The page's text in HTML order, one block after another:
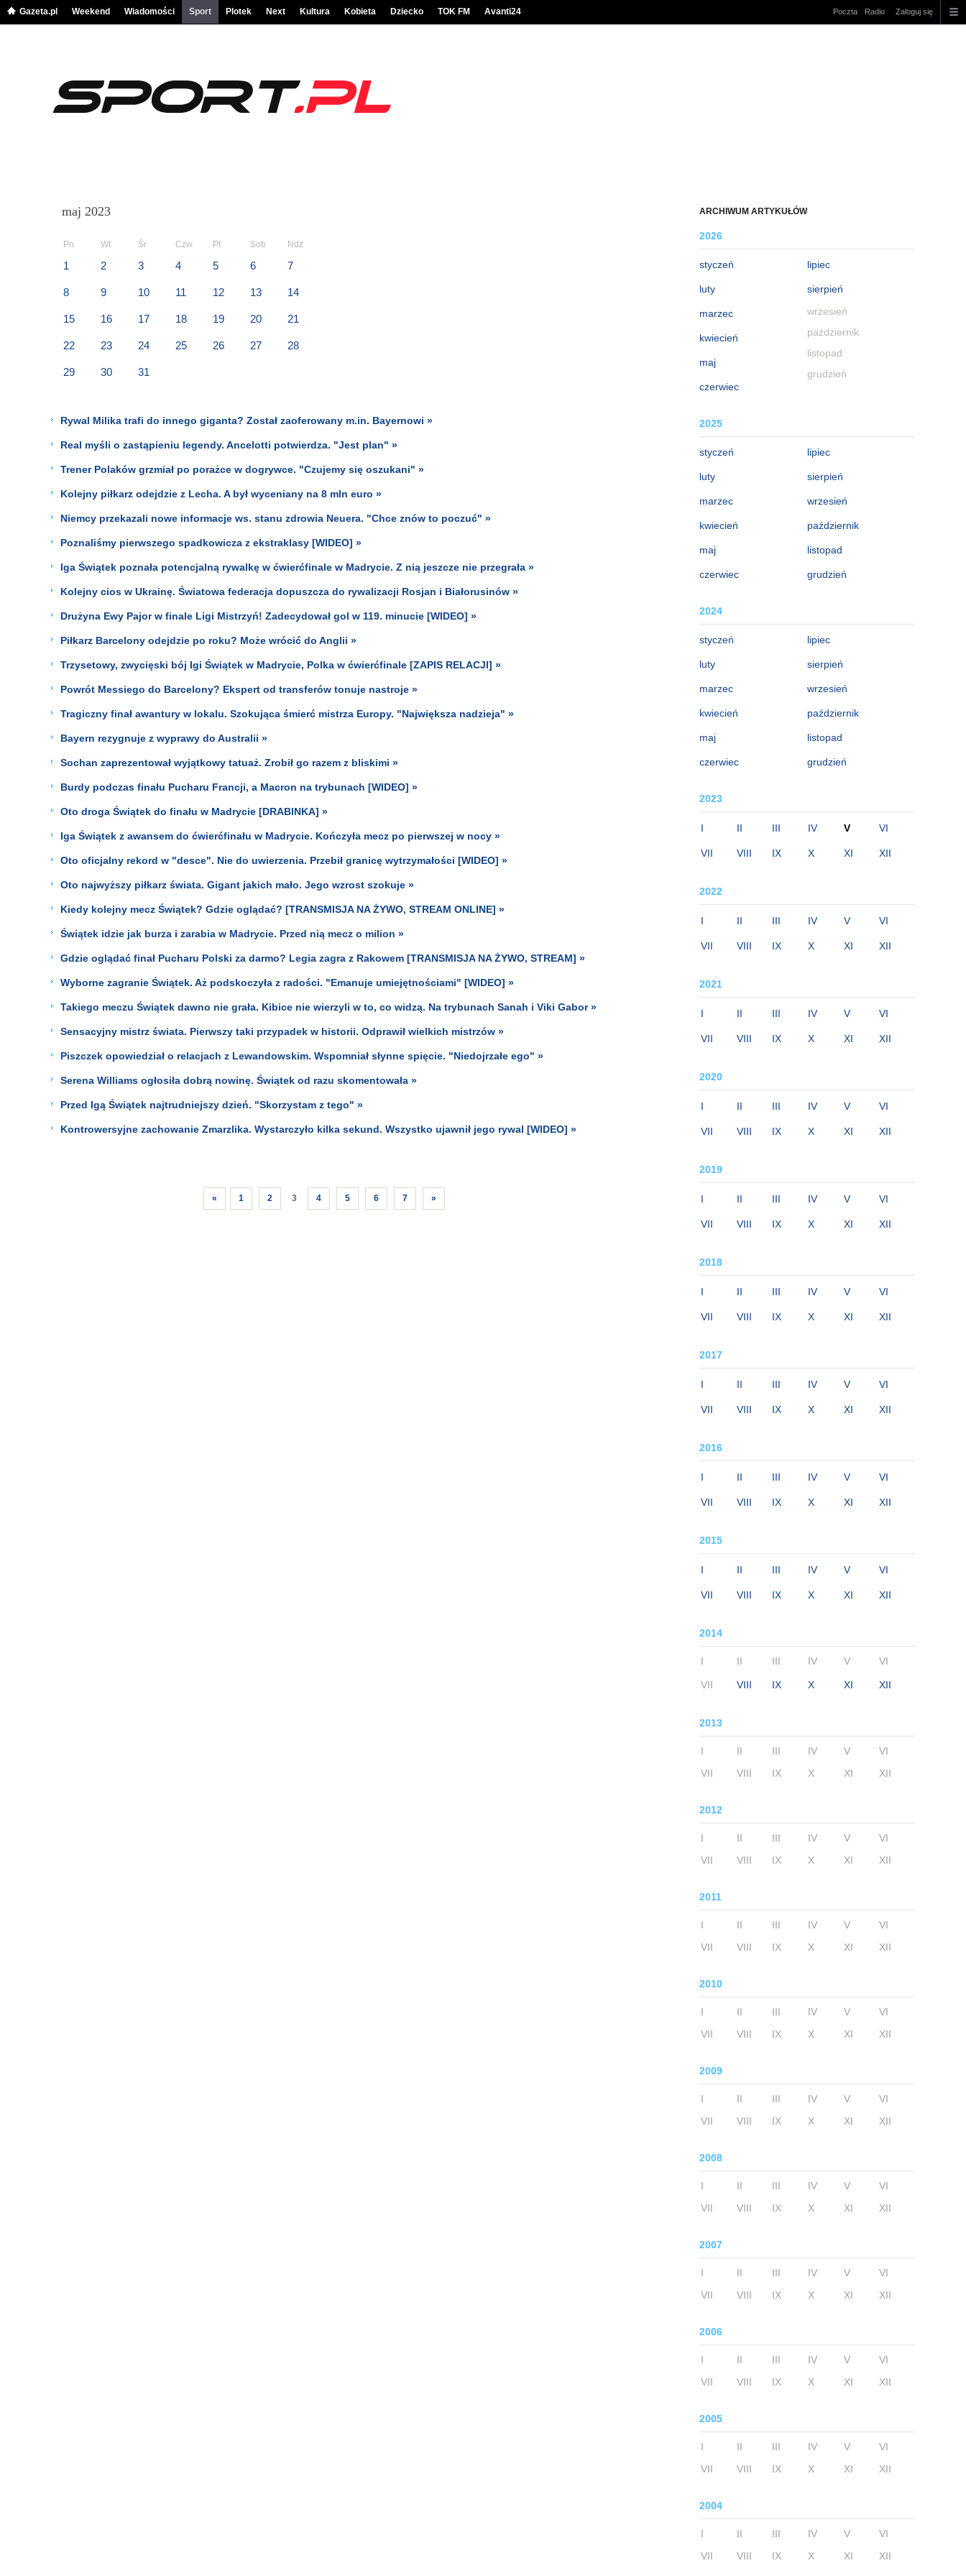
Gazeta.pl Weekend Wiadomości Sport Plotek Next Kultura Kobieta Dziecko TOK FM Avanti24 Poczta Radio Zaloguj się
ARCHIWUM ARTYKUŁÓW
2026
styczeń
luty
marzec
kwiecień
maj
czerwiec
lipiec
sierpień
wrzesień
październik
listopad
grudzień
2025
styczeń
luty
marzec
kwiecień
maj
czerwiec
lipiec
sierpień
wrzesień
październik
listopad
grudzień
2024
styczeń
luty
marzec
kwiecień
maj
czerwiec
lipiec
sierpień
wrzesień
październik
listopad
grudzień
2023
I II III IV V VI
VII VIII IX X XI XII
2022
I II III IV V VI
VII VIII IX X XI XII
2021
I II III IV V VI
VII VIII IX X XI XII
2020
I II III IV V VI
VII VIII IX X XI XII
2019
I II III IV V VI
VII VIII IX X XI XII
2018
I II III IV V VI
VII VIII IX X XI XII
2017
I II III IV V VI
VII VIII IX X XI XII
2016
I II III IV V VI
VII VIII IX X XI XII
2015
I II III IV V VI
VII VIII IX X XI XII
2014
I II III IV V VI
VII VIII IX X XI XII
2013
I II III IV V
VI
VII
VIII IX X XI XII
2012
I II III IV V
VI
VII
VIII IX X XI XII
2011
I II III IV V
VI
VII
VIII IX X XI XII
2010
I II III IV V
VI
VII
VIII IX X XI XII
2009
I II III IV V
VI
VII
VIII IX X XI XII
2008
I II III IV V
VI
VII
VIII IX X XI XII
2007
I II III IV V
VI
VII
VIII IX X XI XII
2006
I II III IV V
VI
VII
VIII IX X XI XII
2005
I II III IV V
VI
VII
VIII IX X XI XII
2004
I II III IV V
VI
VII
VIII IX X XI XII
maj 2023
Pn Wt Śr Czw Pt Sob Ndz
1 2 3 4 5 6 7
8 9 10 11 12 13 14
15 16 17 18 19 20 21
22 23 24 25 26 27 28
29 30 31
Rywal Milika trafi do innego giganta? Został zaoferowany m.in. Bayernowi »
Real myśli o zastąpieniu legendy. Ancelotti potwierdza. "Jest plan" »
Trener Polaków grzmiał po porażce w dogrywce. "Czujemy się oszukani" »
Kolejny piłkarz odejdzie z Lecha. A był wyceniany na 8 mln euro »
Niemcy przekazali nowe informacje ws. stanu zdrowia Neuera. "Chce znów to poczuć" »
Poznaliśmy pierwszego spadkowicza z ekstraklasy [WIDEO] »
Iga Świątek poznała potencjalną rywalkę w ćwierćfinale w Madrycie. Z nią jeszcze nie przegrała »
Kolejny cios w Ukrainę. Światowa federacja dopuszcza do rywalizacji Rosjan i Białorusinów »
Drużyna Ewy Pajor w finale Ligi Mistrzyń! Zadecydował gol w 119. minucie [WIDEO] »
Piłkarz Barcelony odejdzie po roku? Może wrócić do Anglii »
Trzysetowy, zwycięski bój Igi Świątek w Madrycie, Polka w ćwierćfinale [ZAPIS RELACJI] »
Powrót Messiego do Barcelony? Ekspert od transferów tonuje nastroje »
Tragiczny finał awantury w lokalu. Szokująca śmierć mistrza Europy. "Największa nadzieja" »
Bayern rezygnuje z wyprawy do Australii »
Sochan zaprezentował wyjątkowy tatuaż. Zrobił go razem z bliskimi »
Burdy podczas finału Pucharu Francji, a Macron na trybunach [WIDEO] »
Oto droga Świątek do finału w Madrycie [DRABINKA] »
Iga Świątek z awansem do ćwierćfinału w Madrycie. Kończyła mecz po pierwszej w nocy »
Oto oficjalny rekord w "desce". Nie do uwierzenia. Przebił granicę wytrzymałości [WIDEO] »
Oto najwyższy piłkarz świata. Gigant jakich mało. Jego wzrost szokuje »
Kiedy kolejny mecz Świątek? Gdzie oglądać? [TRANSMISJA NA ŻYWO, STREAM ONLINE] »
Świątek idzie jak burza i zarabia w Madrycie. Przed nią mecz o milion »
Gdzie oglądać finał Pucharu Polski za darmo? Legia zagra z Rakowem [TRANSMISJA NA ŻYWO, STREAM] »
Wyborne zagranie Świątek. Aż podskoczyła z radości. "Emanuje umiejętnościami" [WIDEO] »
Takiego meczu Świątek dawno nie grała. Kibice nie wierzyli w to, co widzą. Na trybunach Sanah i Viki Gabor »
Sensacyjny mistrz świata. Pierwszy taki przypadek w historii. Odprawił wielkich mistrzów »
Piszczek opowiedział o relacjach z Lewandowskim. Wspomniał słynne spięcie. "Niedojrzałe ego" »
Serena Williams ogłosiła dobrą nowinę. Świątek od razu skomentowała »
Przed Igą Świątek najtrudniejszy dzień. "Skorzystam z tego" »
Kontrowersyjne zachowanie Zmarzlika. Wystarczyło kilka sekund. Wszystko ujawnił jego rywal [WIDEO] »
« 1 2 3 4 5 6 7 »